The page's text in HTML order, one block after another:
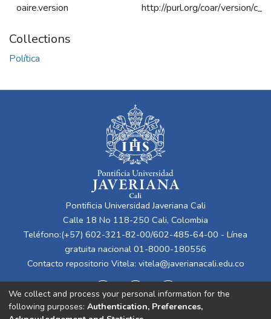
oaire.version http://purl.org/coar/version/
Collections
Política
Pontificia Universidad Javeriana Cali
Calle 18 No 118-250 Cali, Colombia
Teléfono:(+57) 602-321-82-00/602-485-64-00 - Línea
gratuita nacional 01-8000-180556
Contacto repositorio Vitela: vitela@javerianacali.edu.co
We collect and process your personal information for the
following purposes: Authentication, Preferences,